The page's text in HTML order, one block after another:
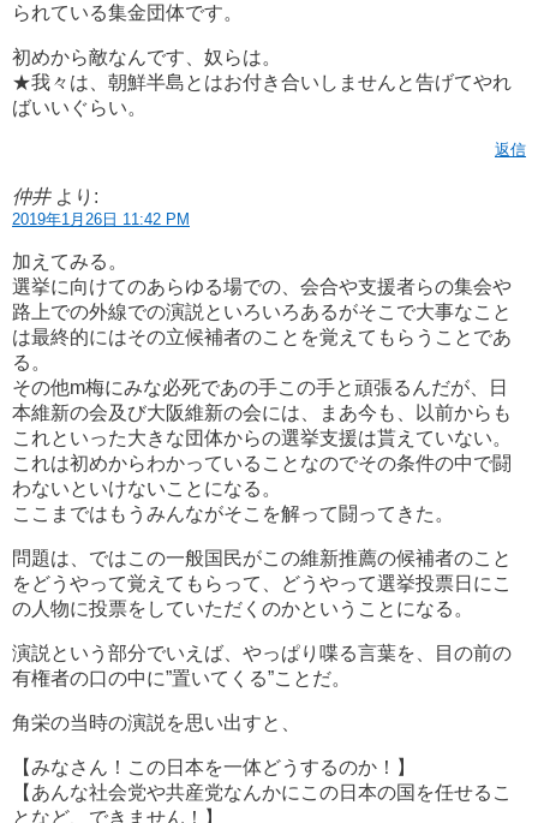
られている集金団体です。
初めから敵なんです、奴らは。
★我々は、朝鮮半島とはお付き合いしませんと告げてやれ
ばいいぐらい。
返信
仲井 より:
2019年1月26日 11:42 PM
加えてみる。
選挙に向けてのあらゆる場での、会合や支援者らの集会や
路上での外線での演説といろいろあるがそこで大事なこと
は最終的にはその立候補者のことを覚えてもらうことであ
る。
その他m梅にみな必死であの手この手と頑張るんだが、日
本維新の会及び大阪維新の会には、まあ今も、以前からも
これといった大きな団体からの選挙支援は貰えていない。
これは初めからわかっていることなのでその条件の中で闘
わないといけないことになる。
ここまではもうみんながそこを解って闘ってきた。
問題は、ではこの一般国民がこの維新推薦の候補者のこと
をどうやって覚えてもらって、どうやって選挙投票日にこ
の人物に投票をしていただくのかということになる。
演説という部分でいえば、やっぱり喋る言葉を、目の前の
有権者の口の中に”置いてくる”ことだ。
角栄の当時の演説を思い出すと、
【みなさん！この日本を一体どうするのか！】
【あんな社会党や共産党なんかにこの日本の国を任せるこ
となど、できません！】